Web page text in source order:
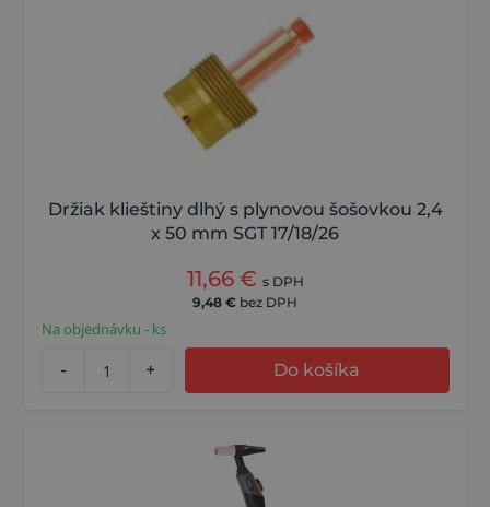
Držiak klieštiny dlhý s plynovou šošovkou 2,4
x 50 mm SGT 17/18/26
11,66 € s DPH
9,48 € bez DPH
Na objednávku - ks
- + Do košíka